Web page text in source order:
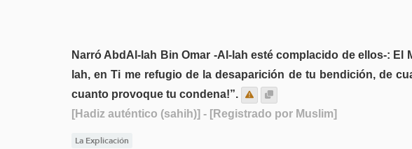
Narró AbdAl-lah Bin Omar -Al-lah esté complacido de ellos-:
lah, en Ti me refugio de la desaparición de tu bendición, de
cuanto provoque tu condena!”.
[Hadiz auténtico (sahih)] - [Registrado por Muslim]
La Explicación